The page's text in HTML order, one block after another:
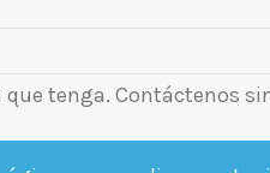
tenga. Contáctenos